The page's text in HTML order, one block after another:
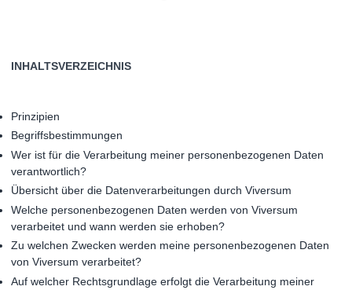
INHALTSVERZEICHNIS
Prinzipien
Begriffsbestimmungen
Wer ist für die Verarbeitung meiner personenbezogenen Daten
verantwortlich?
Übersicht über die Datenverarbeitungen durch Viversum
Welche personenbezogenen Daten werden von Viversum
verarbeitet und wann werden sie erhoben?
Zu welchen Zwecken werden meine personenbezogenen Daten
von Viversum verarbeitet?
Auf welcher Rechtsgrundlage erfolgt die Verarbeitung meiner